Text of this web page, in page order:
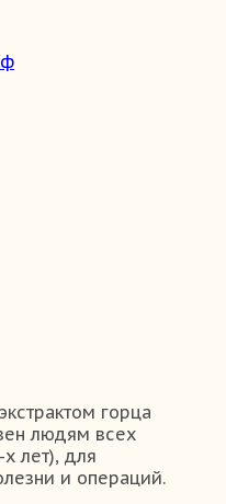
горца
людям всех
лет), для
и операций.